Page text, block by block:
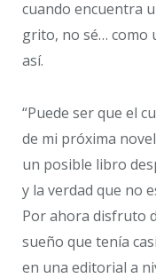
cuando encuentra
grito, no sé… como
así.
“Puede ser que el
de mi próxima
un posible libro
y la verdad que no
Por ahora disfruto
sueño que tenía
en una editorial a